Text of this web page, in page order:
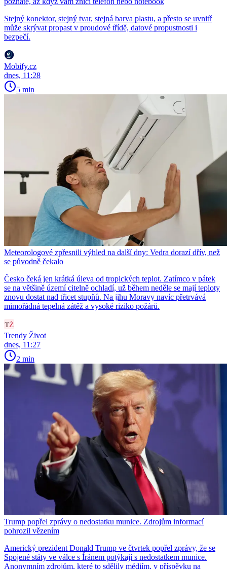
Stejný konektor, stejný tvar, stejná barva plastu, a přesto se uvnitř
může skrývat propast v proudové třídě, datové propustnosti i
bezpečí.
Mobify.cz
dnes, 11:28
5 min
Meteorologové zpřesnili výhled na další dny: Vedra dorazí dřív, než
se původně čekalo
Česko čeká jen krátká úleva od tropických teplot. Zatímco v pátek
se na většině území citelně ochladí, už během neděle se mají teploty
znovu dostat nad třicet stupňů. Na jihu Moravy navíc přetrvává
mimořádná tepelná zátěž a vysoké riziko požárů.
Trendy Život
dnes, 11:27
2 min
Trump popřel zprávy o nedostatku munice. Zdrojům informací
pohrozil vězením
Americký prezident Donald Trump ve čtvrtek popřel zprávy, že se
Spojené státy ve válce s Íránem potýkají s nedostatkem munice.
Anonymním zdrojům, které to sdělily médiím, v příspěvku na